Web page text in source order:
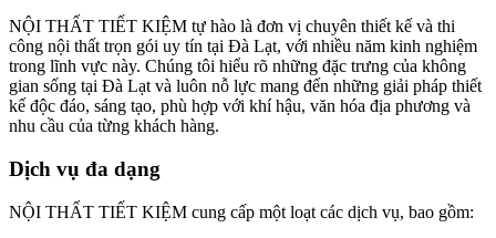
NỘI THẤT TIẾT KIỆM tự hào là đơn vị chuyên thiết kế và thi
công nội thất trọn gói uy tín tại Đà Lạt, với nhiều năm kinh nghiệm
trong lĩnh vực này. Chúng tôi hiểu rõ những đặc trưng của không
gian sống tại Đà Lạt và luôn nỗ lực mang đến những giải pháp thiết
kế độc đáo, sáng tạo, phù hợp với khí hậu, văn hóa địa phương và
nhu cầu của từng khách hàng.
Dịch vụ đa dạng
NỘI THẤT TIẾT KIỆM cung cấp một loạt các dịch vụ, bao gồm: